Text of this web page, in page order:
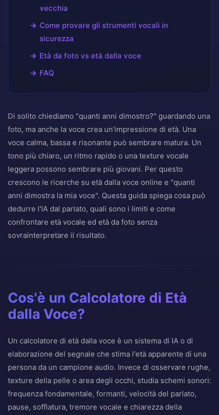
vecchia
Come provare gli strumenti vocali in
sicurezza
Età da foto vs età dalla voce
FAQ
Di solito chiediamo "quanti anni dimostro?" guardando una
foto, ma anche la voce crea un'impressione di età. Una
voce calma, bassa e risonante può sembrare matura. Un
tono più chiaro, un ritmo rapido o una texture vocale
leggera possono sembrare più giovani. Per questo
crescono le ricerche su età dalla voce online e "quanti
anni dimostra la mia voce". Questa guida spiega cosa può
dedurre l'IA dal parlato, quali sono i limiti e come
confrontare età vocale ed età da foto senza
sovrainterpretare il risultato.
Cos'è un Calcolatore di Età
dalla Voce?
Un calcolatore di età dalla voce è un sistema di IA o di
elaborazione del segnale che stima l'età apparente di una
persona da un campione audio. Invece di osservare rughe,
texture della pelle o area degli occhi, studia schemi sonori:
frequenza fondamentale, formanti, velocità del parlato,
pause, soffiatura, tremore vocale e chiarezza della